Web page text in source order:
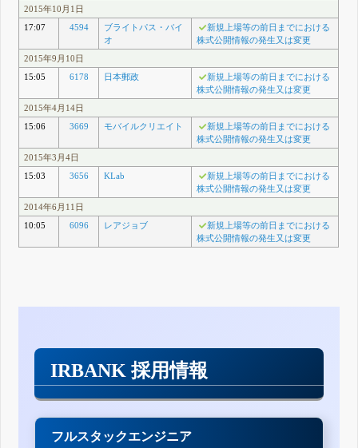
2015年10月1日
17:07
4594
ブライトパス・バイ
オ
新規上場等の前日までにおける
株式公開情報の発生又は変更
2015年9月10日
15:05
6178 日本郵政
新規上場等の前日までにおける
株式公開情報の発生又は変更
2015年4月14日
15:06
3669 モバイルクリエイト
新規上場等の前日までにおける
株式公開情報の発生又は変更
2015年3月4日
15:03
3656 KLab
新規上場等の前日までにおける
株式公開情報の発生又は変更
2014年6月11日
10:05
6096 レアジョブ
新規上場等の前日までにおける
株式公開情報の発生又は変更
IRBANK 採用情報
フルスタックエンジニア